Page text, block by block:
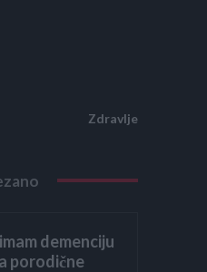
Zdravlje
demenciju
porodične